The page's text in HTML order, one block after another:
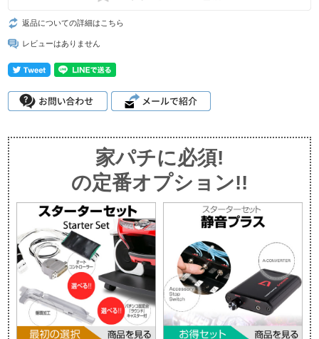
返品についての詳細はこちら
レビューはありません
家パチに必須!
の定番オプション!!